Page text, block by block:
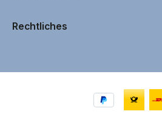
a
g
e
Rechtliches